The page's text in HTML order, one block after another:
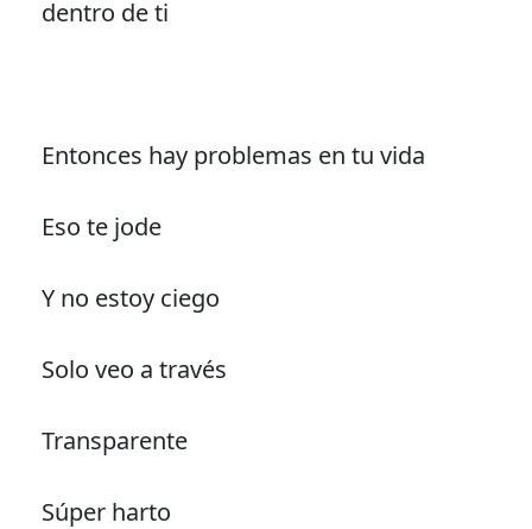
dentro de ti
Entonces hay problemas en tu vida
Eso te jode
Y no estoy ciego
Solo veo a través
Transparente
Súper harto